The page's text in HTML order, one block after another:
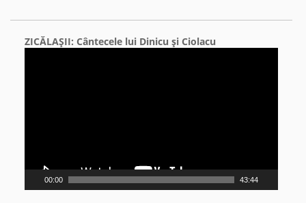
ZICĂLAŞII: Cântecele lui Dinicu şi Ciolacu
00:00 43:44